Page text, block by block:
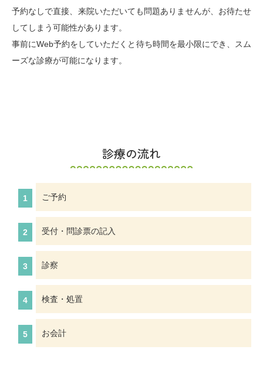
予約なしで直接、来院いただいても問題ありませんが、お待たせ
してしまう可能性があります。
事前にWeb予約をしていただくと待ち時間を最小限にでき、スム
ーズな診療が可能になります。
診療の流れ
ご予約
受付・問診票の記入
診察
検査・処置
お会計